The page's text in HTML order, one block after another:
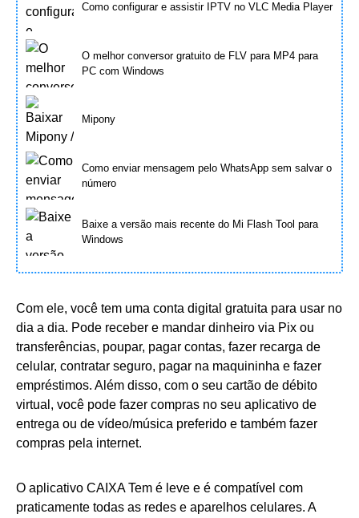
Como configurar e assistir IPTV no VLC Media Player
O melhor conversor gratuito de FLV para MP4 para
PC com Windows
Mipony
Como enviar mensagem pelo WhatsApp sem salvar o
número
Baixe a versão mais recente do Mi Flash Tool para
Windows
Com ele, você tem uma conta digital gratuita para usar no
dia a dia. Pode receber e mandar dinheiro via Pix ou
transferências, poupar, pagar contas, fazer recarga de
celular, contratar seguro, pagar na maquininha e fazer
empréstimos. Além disso, com o seu cartão de débito
virtual, você pode fazer compras no seu aplicativo de
entrega ou de vídeo/música preferido e também fazer
compras pela internet.
O aplicativo CAIXA Tem é leve e é compatível com
praticamente todas as redes e aparelhos celulares. A